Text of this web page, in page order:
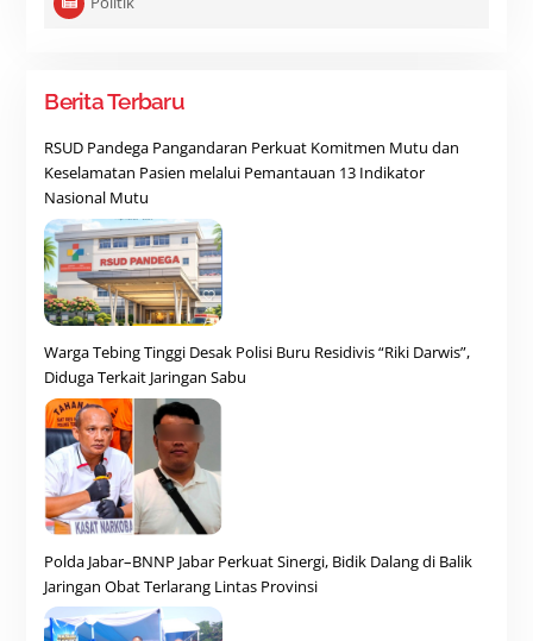
Berita Terbaru
RSUD Pandega Pangandaran Perkuat Komitmen Mutu dan
Keselamatan Pasien melalui Pemantauan 13 Indikator
Nasional Mutu
Warga Tebing Tinggi Desak Polisi Buru Residivis “Riki Darwis”,
Diduga Terkait Jaringan Sabu
Polda Jabar–BNNP Jabar Perkuat Sinergi, Bidik Dalang di Balik
Jaringan Obat Terlarang Lintas Provinsi